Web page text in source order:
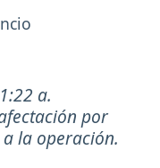
a.
por
la operación.